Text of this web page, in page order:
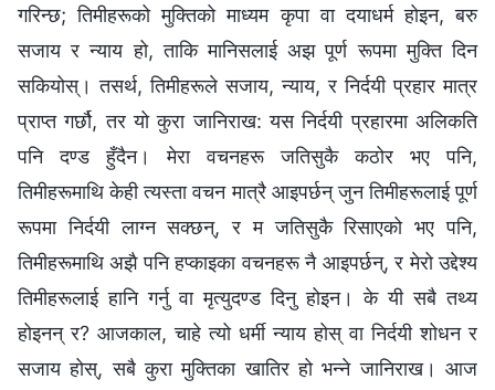
गरिन्छ; तिमीहरूको मुक्तिको माध्यम कृपा वा दयाधर्म होइन, बरु
सजाय र न्याय हो, ताकि मानिसलाई अझ पूर्ण रूपमा मुक्ति दिन
सकियोस्। तसर्थ, तिमीहरूले सजाय, न्याय, र निर्दयी प्रहार मात्र
प्राप्त गर्छौ, तर यो कुरा जानिराख: यस निर्दयी प्रहारमा अलिकति
पनि दण्ड हुँदैन। मेरा वचनहरू जतिसुकै कठोर भए पनि,
तिमीहरूमाथि केही त्यस्ता वचन मात्रै आइपर्छन् जुन तिमीहरूलाई पूर्ण
रूपमा निर्दयी लाग्न सक्छन्, र म जतिसुकै रिसाएको भए पनि,
तिमीहरूमाथि अझै पनि हप्काइका वचनहरू नै आइपर्छन्, र मेरो उद्देश्य
तिमीहरूलाई हानि गर्नु वा मृत्युदण्ड दिनु होइन। के यी सबै तथ्य
होइनन् र? आजकाल, चाहे त्यो धर्मी न्याय होस् वा निर्दयी शोधन र
सजाय होस्, सबै कुरा मुक्तिका खातिर हो भन्ने जानिराख। आज